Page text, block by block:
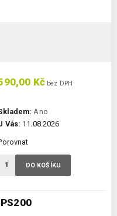
Kč bez DPH
Ano
Vás: 11.08.2026
DO KOŠÍKU